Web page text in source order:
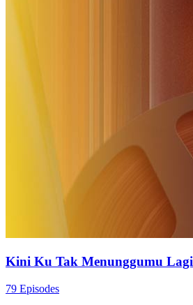
Kini Ku Tak Menunggumu Lagi
79 Episodes